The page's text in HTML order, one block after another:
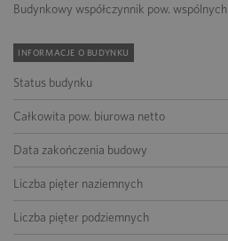
Budynkowy współczynnik pow. wspólnych
INFORMACJE O BUDYNKU
Status budynku
Całkowita pow. biurowa netto
Data zakończenia budowy
Liczba pięter naziemnych
Liczba pięter podziemnych